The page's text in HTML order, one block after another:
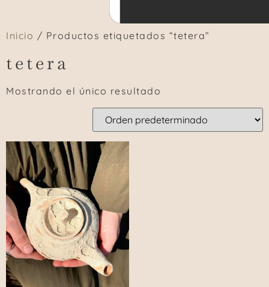
Inicio / Productos etiquetados “tetera”
tetera
Mostrando el único resultado